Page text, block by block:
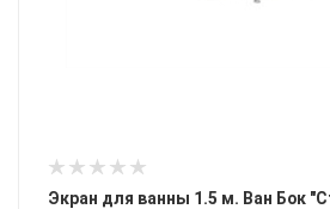
Экран для ванны 1.5 м. Ван Бок